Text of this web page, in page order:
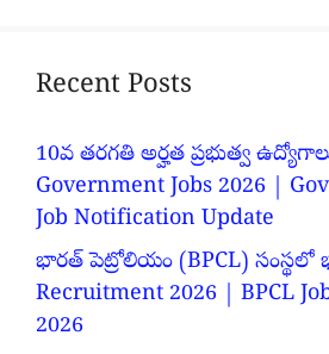
Recent Posts
10వ తరగతి అర్హత ప్రభుత్వ
Government Jobs 2026 |
Job Notification Update
భారత్ పెట్రోలియం (BPCL)
Recruitment 2026 | BPCL
2026